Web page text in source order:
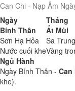
Can Chi - Nạp Âm
Ngày
Tháng
Bính Thân
Ất Mùi
Sơn Hạ Hỏa
Sa
Nước cuối kheVàng
Ngũ Hành
Ngày Bính Thân - Can
khe).